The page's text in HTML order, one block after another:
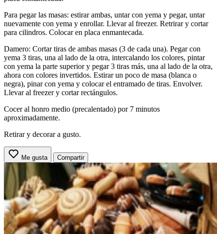
Para pegar las masas: estirar ambas, untar con yema y pegar, untar
nuevamente con yema y enrollar. Llevar al freezer. Retrirar y cortar
para cilindros. Colocar en placa enmantecada.
Damero: Cortar tiras de ambas masas (3 de cada una). Pegar con
yema 3 tiras, una al lado de la otra, intercalando los colores, pintar
con yema la parte superior y pegar 3 tiras más, una al lado de la otra,
ahora con colores invertidos. Estirar un poco de masa (blanca o
negra), pinar con yema y colocar el entramado de tiras. Envolver.
Llevar al freezer y cortar rectángulos.
Cocer al honro medio (precalentado) por 7 minutos
aproximadamente.
Retirar y decorar a gusto.
Me gusta Compartir